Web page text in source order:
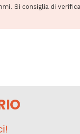
Si consiglia di